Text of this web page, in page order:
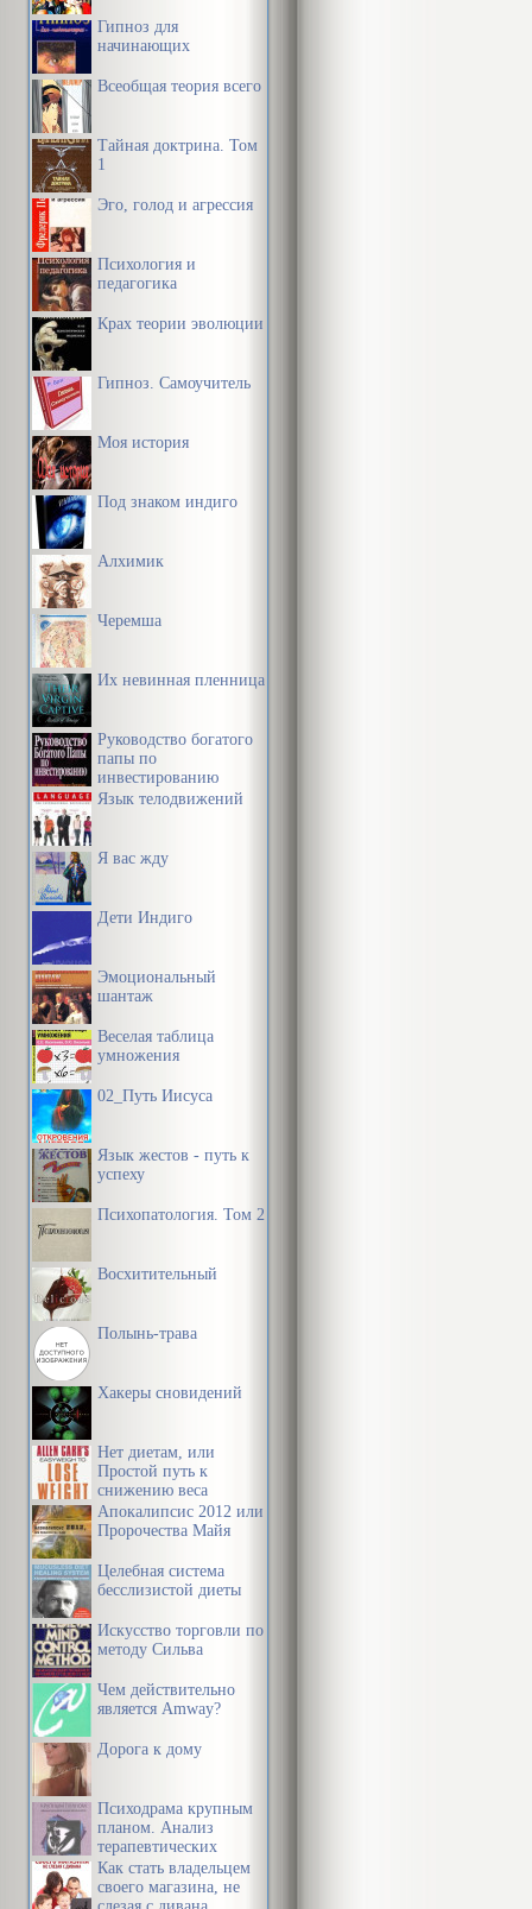
Гипноз для
начинающих
Всеобщая теория всего
Тайная доктрина. Том
1
Эго, голод и агрессия
Психология и
педагогика
Крах теории эволюции
Гипноз. Самоучитель
Моя история
Под знаком индиго
Алхимик
Черемша
Их невинная пленница
Руководство богатого
папы по
инвестированию
Язык телодвижений
Я вас жду
Дети Индиго
Эмоциональный
шантаж
Веселая таблица
умножения
02_Путь Иисуса
Язык жестов - путь к
успеху
Психопатология. Том 2
Восхитительный
Полынь-трава
Хакеры сновидений
Нет диетам, или
Простой путь к
снижению веса
Апокалипсис 2012 или
Пророчества Майя
Целебная система
бесслизистой диеты
Искусство торговли по
методу Сильва
Чем действительно
является Amway?
Дорога к дому
Психодрама крупным
планом. Анализ
терапевтических
механизмов
Как стать владельцем
своего магазина, не